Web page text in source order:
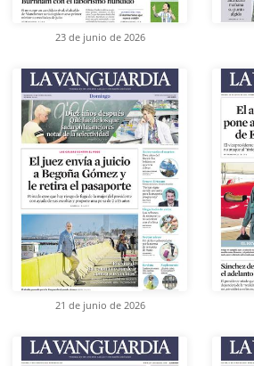
23 de junio de 2026
21 de junio de 2026